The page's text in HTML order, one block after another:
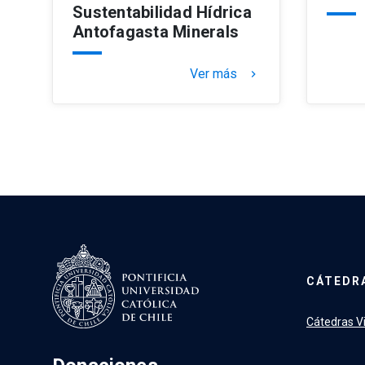
Sustentabilidad Hídrica
Antofagasta Minerals
Ver más keyboard_arrow_right
Cátedras